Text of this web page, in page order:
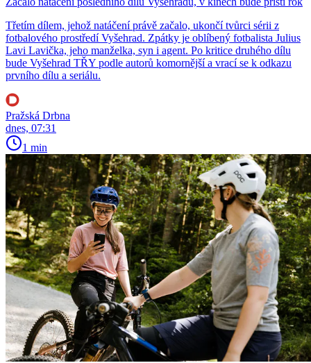
Třetím dílem, jehož natáčení právě začalo, ukončí tvůrci sérii z
fotbalového prostředí Vyšehrad. Zpátky je oblíbený fotbalista Julius
Lavi Lavička, jeho manželka, syn i agent. Po kritice druhého dílu
bude Vyšehrad TŘY podle autorů komornější a vrací se k odkazu
prvního dílu a seriálu.
Pražská Drbna
dnes, 07:31
1 min